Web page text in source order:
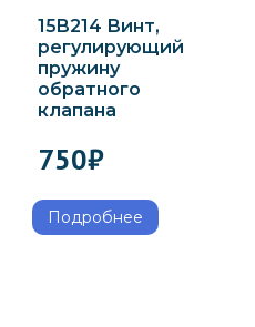
15B214 Винт,
регулирующий
пружину
обратного
клапана
750₽
Подробнее